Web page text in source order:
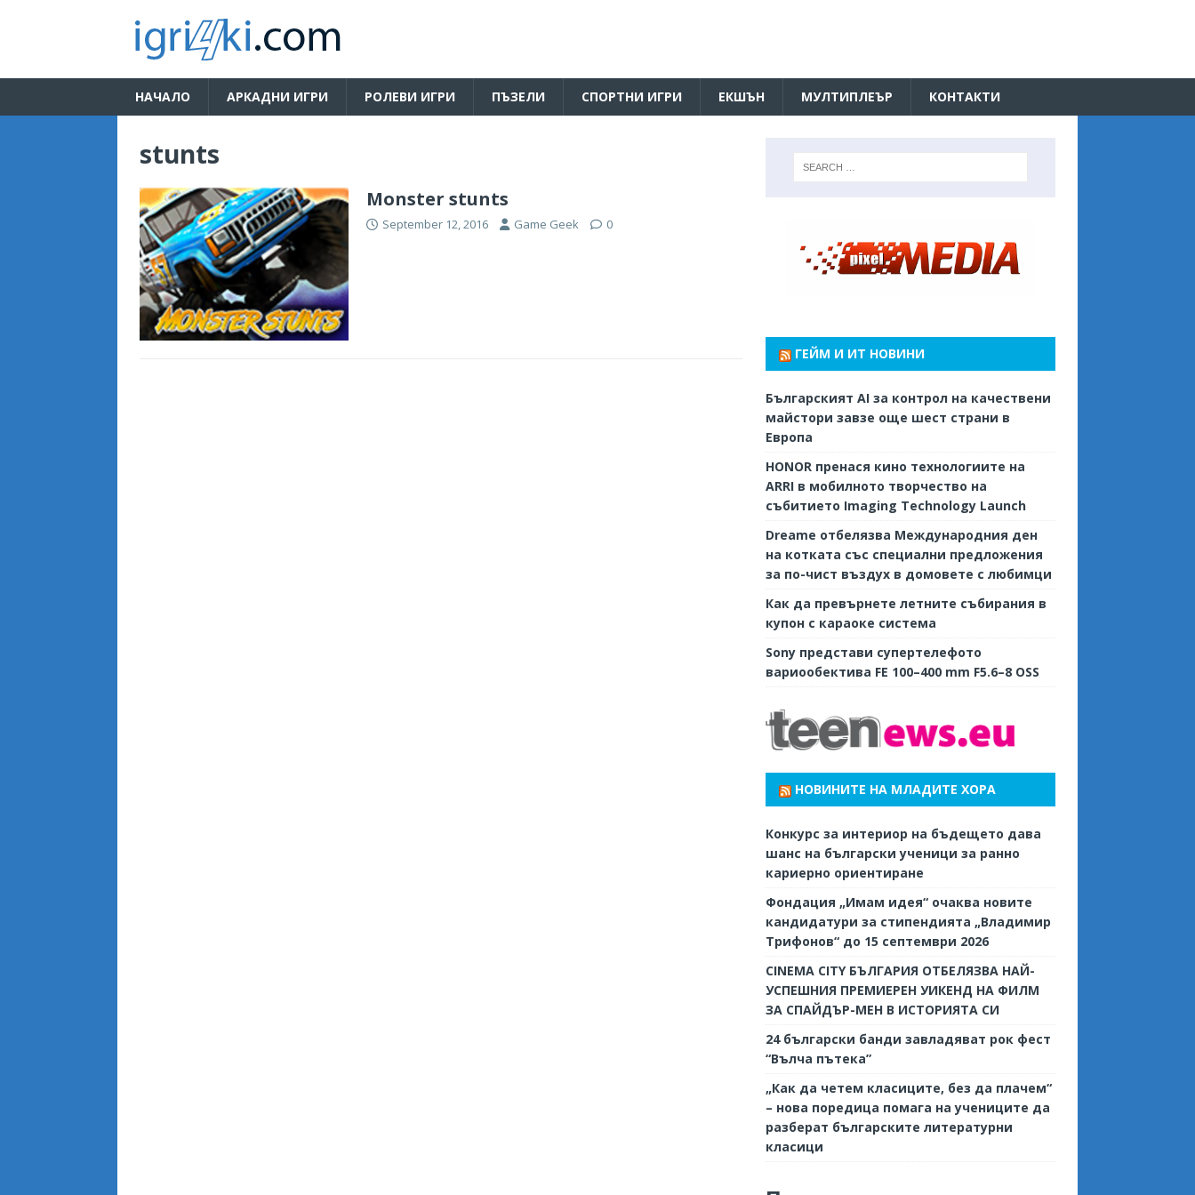
НАЧАЛО АРКАДНИ ИГРИ РОЛЕВИ ИГРИ ПЪЗЕЛИ СПОРТНИ ИГРИ ЕКШЪН МУЛТИПЛЕЪР КОНТАКТИ
stunts
Monster stunts
September 12, 2016 Game Geek 0
ГЕЙМ И ИТ НОВИНИ
Българският AI за контрол на качествени
майстори завзе още шест страни в
Европа
HONOR пренася кино технологиите на
ARRI в мобилното творчество на
събитието Imaging Technology Launch
Dreame отбелязва Международния ден
на котката със специални предложения
за по-чист въздух в домовете с любимци
Как да превърнете летните събирания в
купон с караоке система
Sony представи супертелефото
вариообектива FE 100–400 mm F5.6–8 OSS
НОВИНИТЕ НА МЛАДИТЕ ХОРА
Конкурс за интериор на бъдещето дава
шанс на български ученици за ранно
кариерно ориентиране
Фондация „Имам идея“ очаква новите
кандидатури за стипендията „Владимир
Трифонов“ до 15 септември 2026
CINEMA CITY БЪЛГАРИЯ ОТБЕЛЯЗВА НАЙ-
УСПЕШНИЯ ПРЕМИЕРЕН УИКЕНД НА ФИЛМ
ЗА СПАЙДЪР-МЕН В ИСТОРИЯТА СИ
24 български банди завладяват рок фест
“Вълча пътека”
„Как да четем класиците, без да плачем“
– нова поредица помага на учениците да
разберат българските литературни
класици